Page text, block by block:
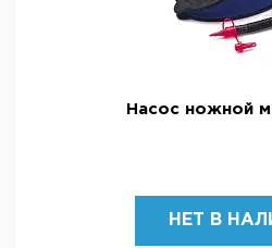
Насос ножной
НЕТ В